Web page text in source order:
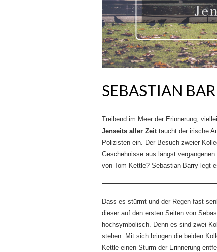
SEBASTIAN
Treibend im Meer der Erinnerung,
Jenseits aller Zeittaucht der irische
Polizisten ein. Der Besuch zweier
Geschehnisse aus längst
von Tom Kettle? Sebastian Barry legt
Dass es stürmt und der Regen fast
dieser auf den ersten Seiten von
hochsymbolisch. Denn es sind zwei
stehen. Mit sich bringen die beiden
Kettle einen Sturm der Erinnerung